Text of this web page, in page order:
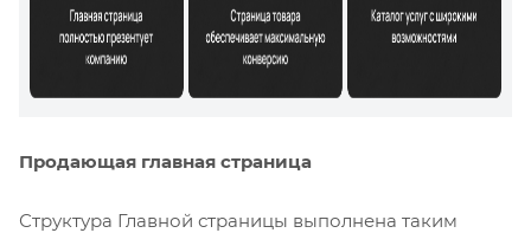
Продающая главная страница
Структура Главной страницы выполнена таким